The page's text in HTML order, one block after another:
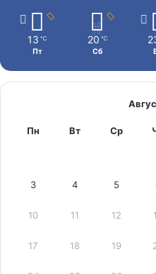
13 ℃
Пт
20 ℃
Сб
Пн Вт Ср
3 4 5
10 11 12
17 18 19